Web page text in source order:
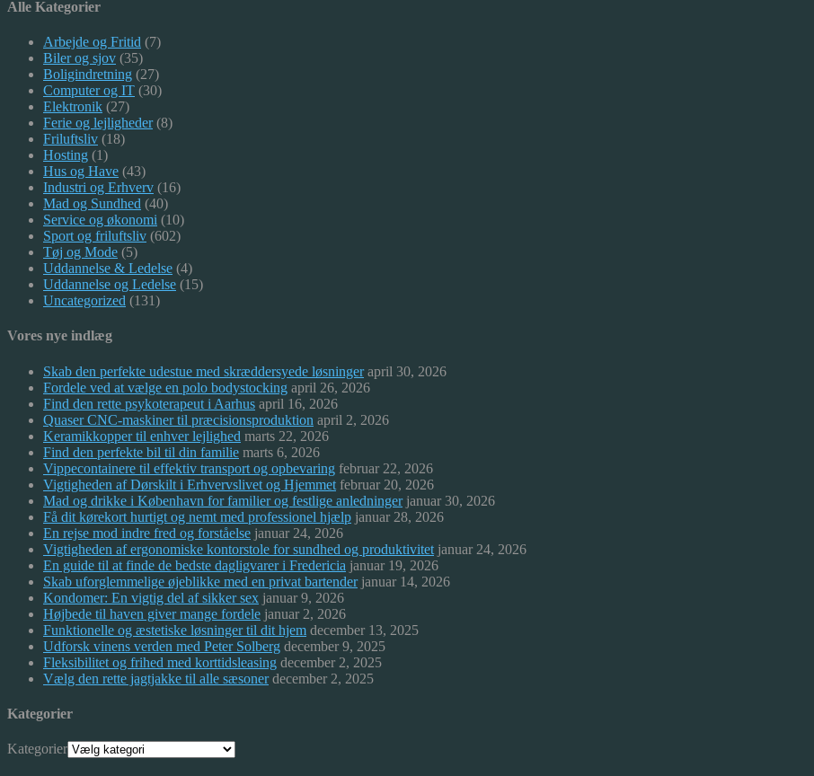
Alle Kategorier
Arbejde og Fritid (7)
Biler og sjov (35)
Boligindretning (27)
Computer og IT (30)
Elektronik (27)
Ferie og lejligheder(8)
Friluftsliv (18)
Hosting (1)
Hus og Have (43)
Industri og Erhverv (16)
Mad og Sundhed (40)
Service og økonomi (10)
Sport og friluftsliv (602)
Tøj og Mode (5)
Uddannelse & Ledelse (4)
Uddannelse og Ledelse (15)
Uncategorized (131)
Vores nye indlæg
Skab den perfekte udestue med skræddersyede løsninger april 30, 2026
Fordele ved at vælge en polo bodystocking april 26, 2026
Find den rette psykoterapeut i Aarhus april 16, 2026
Quaser CNC-maskiner til præcisionsproduktion april 2, 2026
Keramikkopper til enhver lejlighed marts 22, 2026
Find den perfekte bil til din familie marts 6, 2026
Vippecontainere til effektiv transport og opbevaring februar 22, 2026
Vigtigheden af Dørskilt i Erhvervslivet og Hjemmet februar 20, 2026
Mad og drikke i København for familier og festlige anledninger januar 30, 2026
Få dit kørekort hurtigt og nemt med professionel hjælp januar 28, 2026
En rejse mod indre fred og forståelse januar 24, 2026
Vigtigheden af ergonomiske kontorstole for sundhed og produktivitet januar 24, 2026
En guide til at finde de bedste dagligvarer i Fredericia januar 19, 2026
Skab uforglemmelige øjeblikke med en privat bartender januar 14, 2026
Kondomer: En vigtig del af sikker sex januar 9, 2026
Højbede til haven giver mange fordele januar 2, 2026
Funktionelle og æstetiske løsninger til dit hjem december 13, 2025
Udforsk vinens verden med Peter Solberg december 9, 2025
Fleksibilitet og frihed med korttidsleasing december 2, 2025
Vælg den rette jagtjakke til alle sæsoner december 2, 2025
Kategorier
Kategorier